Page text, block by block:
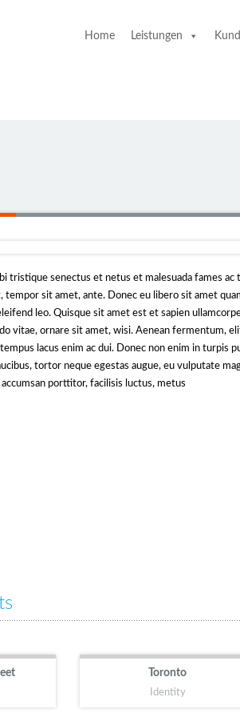
Home Leistungen
tristique senectus et netus et malesuada fames
sit amet, ante. Donec eu libero sit amet
leo. Quisque sit amet est et sapien
vitae, ornare sit amet, wisi. Aenean fermentum,
lacus enim ac dui. Donec non enim in turpis
tortor neque egestas augue, eu vulputate
porttitor, facilisis luctus, metus
Toronto
Identity